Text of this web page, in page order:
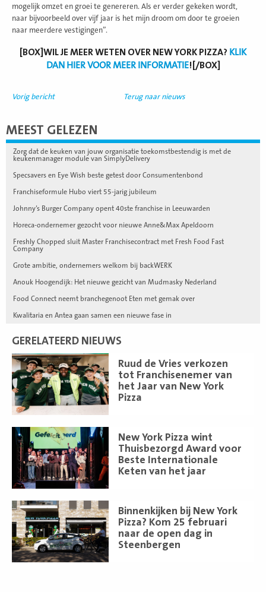
mogelijk omzet en groei te genereren. Als er verder gekeken wordt,
naar bijvoorbeeld over vijf jaar is het mijn droom om door te groeien
naar meerdere vestigingen”.
[BOX]WIL JE MEER WETEN OVER NEW YORK PIZZA? KLIK
DAN HIER VOOR MEER INFORMATIE![/BOX]
Vorig bericht Terug naar nieuws
MEEST GELEZEN
Zorg dat de keuken van jouw organisatie toekomstbestendig is met de
keukenmanager module van SimplyDelivery
Specsavers en Eye Wish beste getest door Consumentenbond
Franchiseformule Hubo viert 55-jarig jubileum
Johnny’s Burger Company opent 40ste franchise in Leeuwarden
Horeca-ondernemer gezocht voor nieuwe Anne&Max Apeldoorn
Freshly Chopped sluit Master Franchisecontract met Fresh Food Fast
Company
Grote ambitie, ondernemers welkom bij backWERK
Anouk Hoogendijk: Het nieuwe gezicht van Mudmasky Nederland
Food Connect neemt branchegenoot Eten met gemak over
Kwalitaria en Antea gaan samen een nieuwe fase in
GERELATEERD NIEUWS
Ruud de Vries verkozen
tot Franchisenemer van
het Jaar van New York
Pizza
Lees
meer
New York Pizza wint
Thuisbezorgd Award voor
Beste Internationale
Keten van het jaar
Lees
meer
Binnenkijken bij New York
Pizza? Kom 25 februari
naar de open dag in
Steenbergen
Lees
meer